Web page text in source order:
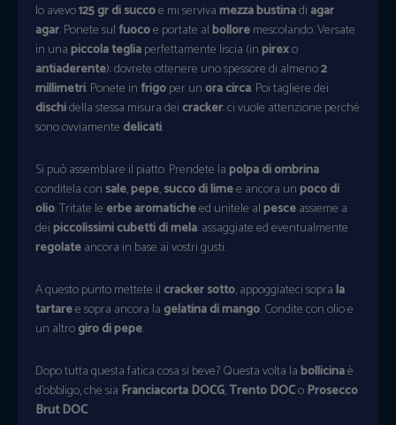
Io avevo125 gr di succoe mi servivamezza bustinadi agar
agar. Ponete sulfuocoe portate albolloremescolando. Versate
in unapiccola tegliaperfettamente liscia (inpirexo
antiaderente): dovrete ottenere uno spessore di almeno2
millimetri. Ponete infrigoper unora circa. Poi tagliere dei
dischidella stessa misura deicracker: ci vuole attenzione perché
sono ovviamentedelicati.
Si può assemblare il piatto. Prendete lapolpa di ombrina
conditela consale,pepe,succo di limee ancora unpoco di
olio. Tritate le erbe aromaticheed unitele alpesceassieme a
deipiccolissimi cubetti di mela: assaggiate ed eventualmente
regolateancora in base ai vostri gusti.
A questo punto mettete ilcracker sotto, appoggiateci soprala
tartaree sopra ancora lagelatina di mango. Condite con olio e
un altrogiro di pepe.
Dopo tutta questa fatica cosa si beve? Questa volta labollicinaè
d’obbligo, che sia Franciacorta DOCG,Trento DOCoProsecco
Brut DOC.